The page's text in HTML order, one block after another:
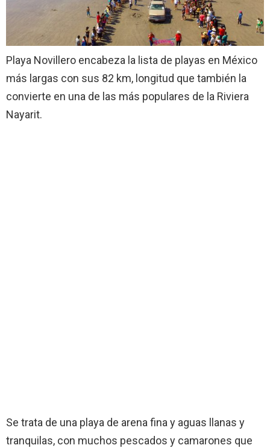
Playa Novillero encabeza la lista de playas en México
más largas con sus 82 km, longitud que también la
convierte en una de las más populares de la Riviera
Nayarit.
Se trata de una playa de arena fina y aguas llanas y
tranquilas, con muchos pescados y camarones que